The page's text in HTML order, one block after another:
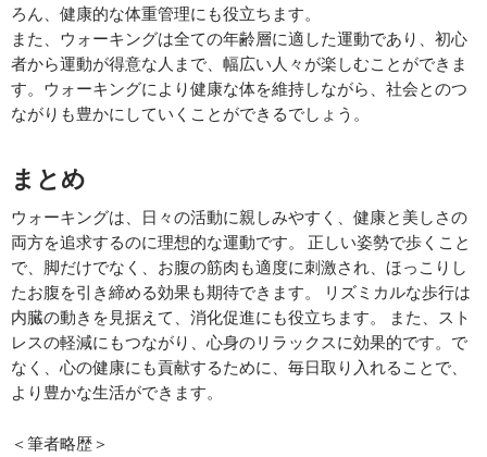
ろん、健康的な体重管理にも役立ちます。
また、ウォーキングは全ての年齢層に適した運動であり、初心
者から運動が得意な人まで、幅広い人々が楽しむことができま
す。ウォーキングにより健康な体を維持しながら、社会とのつ
ながりも豊かにしていくことができるでしょう。
まとめ
ウォーキングは、日々の活動に親しみやすく、健康と美しさの
両方を追求するのに理想的な運動です。 正しい姿勢で歩くこと
で、脚だけでなく、お腹の筋肉も適度に刺激され、ほっこりし
たお腹を引き締める効果も期待できます。 リズミカルな歩行は
内臓の動きを見据えて、消化促進にも役立ちます。 また、スト
レスの軽減にもつながり、心身のリラックスに効果的です。で
なく、心の健康にも貢献するために、毎日取り入れることで、
より豊かな生活ができます。
＜筆者略歴＞